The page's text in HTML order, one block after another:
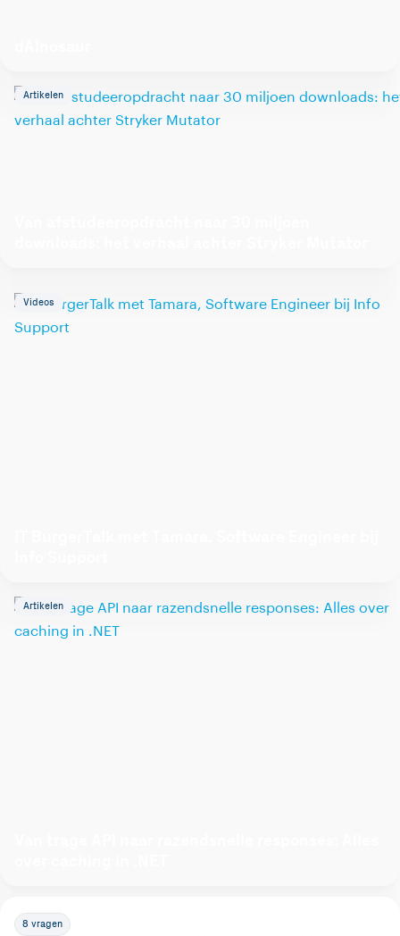
Artikelen
Videos
Artikelen
8 vragen